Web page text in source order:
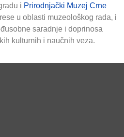
i Prirodnjački Muzej Crne
u oblasti muzeološkog rada, i
saradnje i doprinosa
kulturnih i naučnih veza.